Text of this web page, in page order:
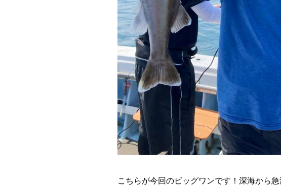
こちらが今回のビッグワンです！深海から